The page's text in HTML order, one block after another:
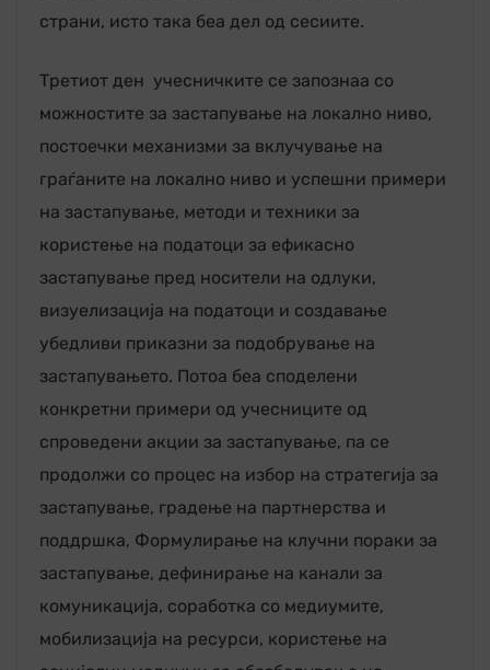
страни, исто така беа дел од сесиите.
Третиот ден учесничките се запознаа со
можностите за застапување на локално ниво,
постоечки механизми за вклучување на
граѓаните на локално ниво и успешни примери
на застапување, методи и техники за
користење на податоци за ефикасно
застапување пред носители на одлуки,
визуелизација на податоци и создавање
убедливи приказни за подобрување на
застапувањето. Потоа беа споделени
конкретни примери од учесниците од
спроведени акции за застапување, па се
продолжи со процес на избор на стратегија за
застапување, градење на партнерства и
поддршка, Формулирање на клучни пораки за
застапување, дефинирање на канали за
комуникација, соработка со медиумите,
мобилизација на ресурси, користење на